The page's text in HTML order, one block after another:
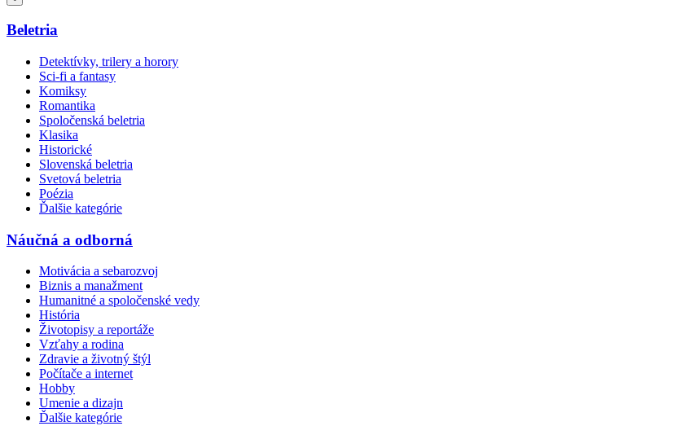
Beletria
Detektívky, trilery a horory
Sci-fi a fantasy
Komiksy
Romantika
Spoločenská beletria
Klasika
Historické
Slovenská beletria
Svetová beletria
Poézia
Ďalšie kategórie
Náučná a odborná
Motivácia a sebarozvoj
Biznis a manažment
Humanitné a spoločenské vedy
História
Životopisy a reportáže
Vzťahy a rodina
Zdravie a životný štýl
Počítače a internet
Hobby
Umenie a dizajn
Ďalšie kategórie